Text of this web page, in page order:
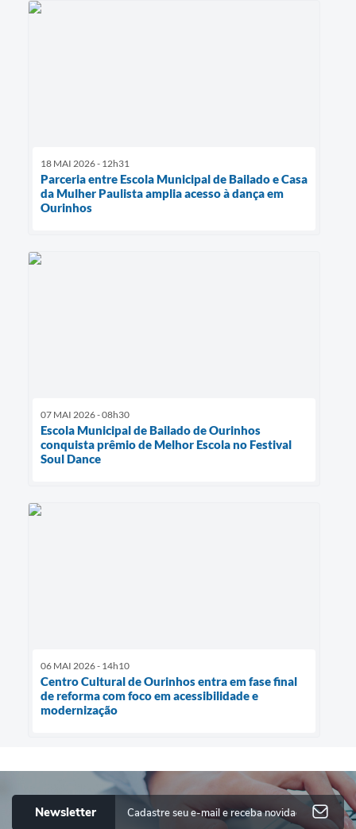
18 MAI 2026 - 12h31
Parceria entre Escola Municipal de Bailado e Casa
da Mulher Paulista amplia acesso à dança em
Ourinhos
07 MAI 2026 - 08h30
Escola Municipal de Bailado de Ourinhos
conquista prêmio de Melhor Escola no Festival
Soul Dance
06 MAI 2026 - 14h10
Centro Cultural de Ourinhos entra em fase final
de reforma com foco em acessibilidade e
modernização
Newsletter